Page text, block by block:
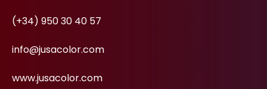
(+34) 950 30 40 57
info@jusacolor.com
www.jusacolor.com